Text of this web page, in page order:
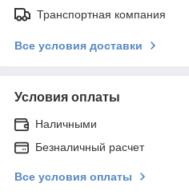
Транспортная компания
Все условия доставки
Условия оплаты
Наличными
Безналичный расчет
Все условия оплаты